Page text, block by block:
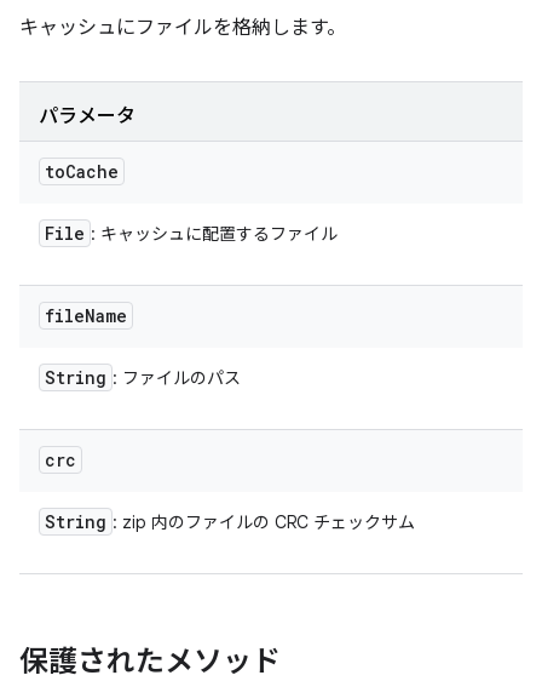
キャッシュにファイルを格納します。
パラメータ
toCache
File : キャッシュに配置するファイル
fileName
String : ファイルのパス
crc
String : zip 内のファイルの CRC チェックサム
保護されたメソッド